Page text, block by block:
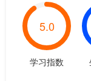
5.0
学习指数